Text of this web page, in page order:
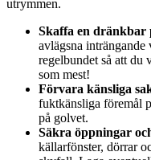
utrymmen.
Skaffa en dränkbar
avlägsna inträngande
regelbundet så att du
som mest!
Förvara känsliga
fuktkänsliga föremål
på golvet.
Säkra öppningar
källarfönster, dörrar